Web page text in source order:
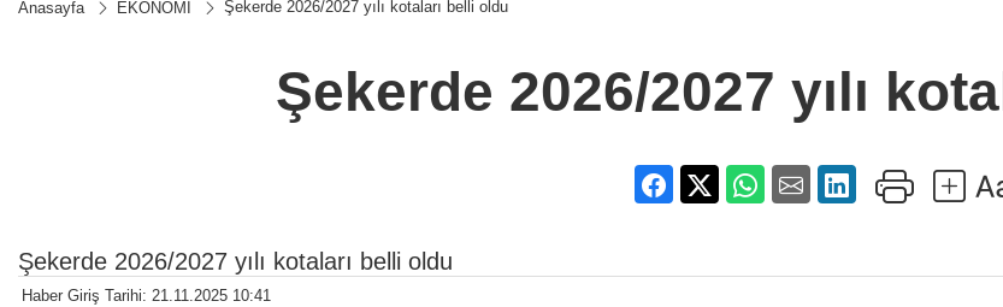
Anasayfa EKONOMİ Şekerde 2026/2027 yılı kotaları belli oldu
Şekerde 2026/2027 yılı
Şekerde 2026/2027 yılı kotaları belli oldu
Haber Giriş Tarihi: 21.11.2025 10:41